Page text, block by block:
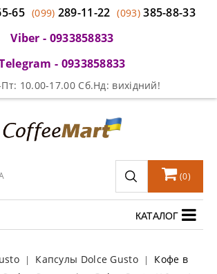
65 (099) 289-11-22 (093)385-88-33
Viber - 0933858833
- 0933858833
10.00-17.00 Сб.Нд: вихідний!
(0)
КАТАЛОГ
Капсулы Dolce Gusto
Кофе в